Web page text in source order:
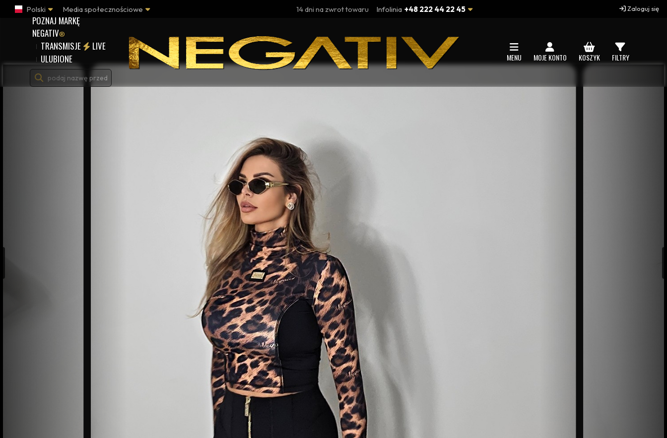
Polski Media społecznościowe 14 dni na zwrot towaru Infolinia +48 222 44 22 45 Zaloguj się
POZNAJ MARKĘ
NEGATIV®
TRANSMISJE
LIVE
ULUBIONE
MENU MOJE KONTO KOSZYK FILTRY